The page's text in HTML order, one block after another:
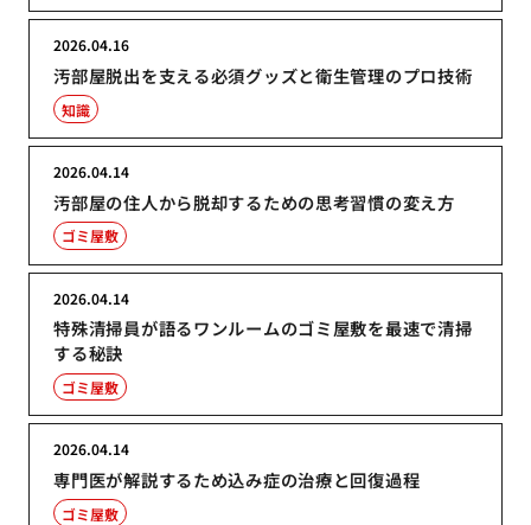
汚部屋脱出を支える必須グッズと衛生管理のプロ技術
2026.04.16
知識
汚部屋の住人から脱却するための思考習慣の変え方
2026.04.14
ゴミ屋敷
特殊清掃員が語るワンルームのゴミ屋敷を最速で清掃
する秘訣
2026.04.14
ゴミ屋敷
専門医が解説するため込み症の治療と回復過程
2026.04.14
ゴミ屋敷